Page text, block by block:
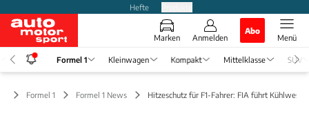
Hefte
Marken Anmelden
Abo
Menü
Formel 1 Kleinwagen Kompakt Mittelklasse SUV
Formel 1 Formel 1 News Hitzeschutz für F1-Fahrer: FIA führt